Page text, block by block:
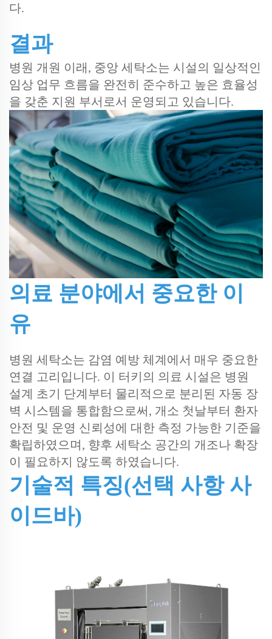
다.
결과
병원 개원 이래, 중앙 세탁소는 시설의 일상적인
임상 업무 흐름을 완전히 준수하고 높은 효율성
을 갖춘 지원 부서로서 운영되고 있습니다.
의료 분야에서 중요한 이
유
병원 세탁소는 감염 예방 체계에서 매우 중요한
연결 고리입니다. 이 터키의 의료 시설은 병원
설계 초기 단계부터 물리적으로 분리된 자동 장
벽 시스템을 통합함으로써, 개소 첫날부터 환자
안전 및 운영 신뢰성에 대한 측정 가능한 기준을
확립하였으며, 향후 세탁소 공간의 개조나 확장
이 필요하지 않도록 하였습니다.
기술적 특징(선택 사항 사
이드바)